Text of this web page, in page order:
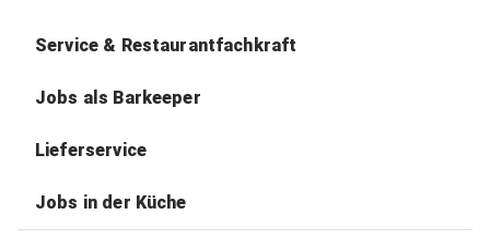
Service & Restaurantfachkraft
Jobs als Barkeeper
Lieferservice
Jobs in der Küche